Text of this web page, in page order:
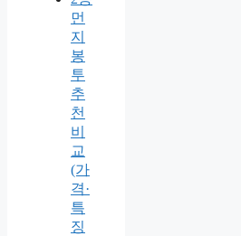
먼
지
봉
투
추
천
비
교
(가
격·
특
징